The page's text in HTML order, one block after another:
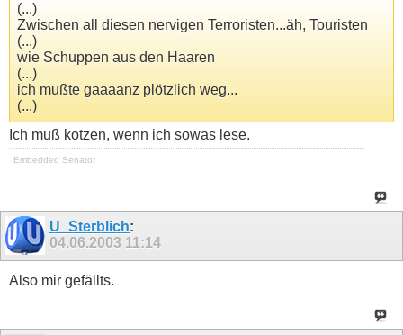
(...)
Zwischen all diesen nervigen Terroristen...äh, Touristen
(...)
wie Schuppen aus den Haaren
(...)
ich mußte gaaaanz plötzlich weg...
(...)
Ich muß kotzen, wenn ich sowas lese.
Embedded Senator
U_Sterblich:
04.06.2003 11:14
Also mir gefällts.